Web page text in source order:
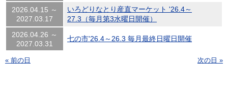
2026.04.15 ～
2027.03.17
いろどりなとり産直マーケット '26.4～
27.3（毎月第3水曜日開催）
2026.04.26 ～
2027.03.31
七の市'26.4～26.3 毎月最終日曜日開催
« 前の日 次の日 »